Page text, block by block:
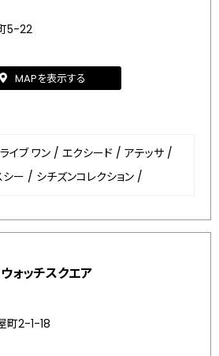
5-22
MAPを表示する
イブ ワン / エクシード / アテッサ /
シー / シチズンコレクション /
ォッチスクエア
町2-1-18